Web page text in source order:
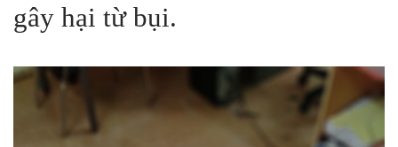
gây hại từ bụi.